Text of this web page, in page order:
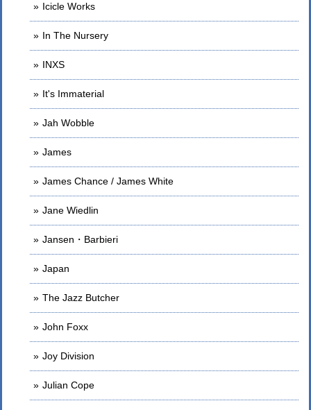
Icicle Works
In The Nursery
INXS
It's Immaterial
Jah Wobble
James
James Chance / James White
Jane Wiedlin
Jansen・Barbieri
Japan
The Jazz Butcher
John Foxx
Joy Division
Julian Cope